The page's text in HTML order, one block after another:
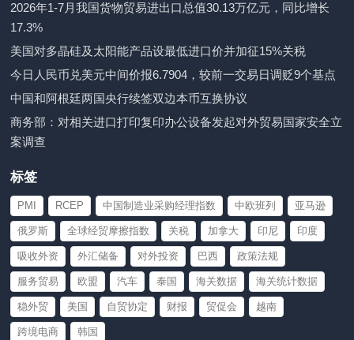
2026年1-7月我国货物贸易进出口总值30.13万亿元，同比增长
17.3%
美国对多晶硅及太阳能产品设最低进口价并加征15%关税
今日人民币兑美元中间价报6.7904，较前一交易日调贬9个基点
中国和阿根廷两国央行续签双边本币互换协议
商务部：对相关进口打印复印办公设备发起对外贸易国家安全立
案调查
标签
PMI RCEP 中国制造业采购经理指数 中欧班列 亚马逊
俄罗斯 全球经贸摩擦指数 关税 加拿大 印尼 印度
吸收外资 外汇储备 对外投资 巴西 政策法规
服务贸易 欧盟 汽车 泰国 海关数据 海关统计数据
稳外贸 美国 自贸协定 财报 贸促会 越南
跨境电商 韩国